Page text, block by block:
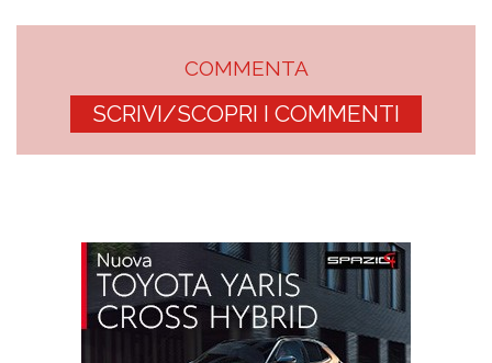
COMMENTA
SCRIVI/SCOPRI I COMMENTI